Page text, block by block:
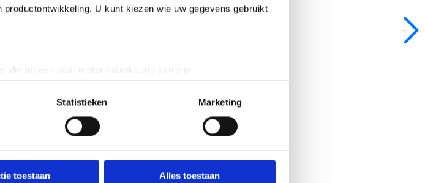
U kunt kiezen wie uw gegevens gebruikt
die tot een paar meter nauwkeurig kan zijn
op specifieke eigenschappen (fingerprinting)
en stel uw voorkeuren in het
detailgedeeltein. U kunt uw
uw gebruik van onze site met onze partners voor social
combineren met andere informatie die u aan ze heeft
Statistieken Marketing
toestaan Alles toestaan